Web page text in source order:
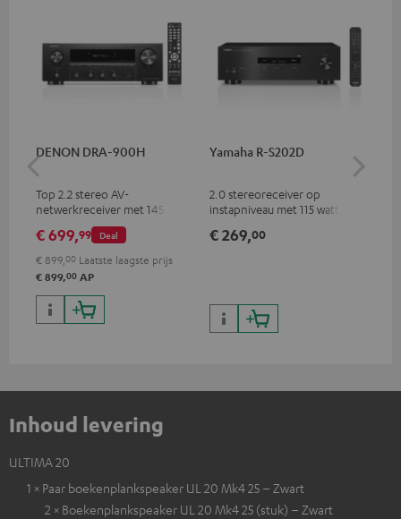
DENON DRA-900H
Top 2.2 stereo AV-
netwerkreceiver met 145 watt
per kanaal in 6 ohm, USB-
weergave plus extra analoge
en digitale ingangen, 6
HDMI-ingangen en 1 HDMI-
uitgang met support voor:8K,
3D, HDCP 2.3, HDR10+,
ARC/eARC en Dolby Vision
Deal
€ 699,99
€ 899,00 Laatste laagste prijs
€ 899,00 AP
Yamaha R-S202D
2.0 stereoreceiver op
instapniveau met 115 watt per
0,7% THD)
€ 269,00
Inhoud levering
ULTIMA 20
1 × Paar boekenplankspeaker UL 20 Mk4 25 – Zwart
2 × Boekenplankspeaker UL 20 Mk4 25 (stuk) – Zwart